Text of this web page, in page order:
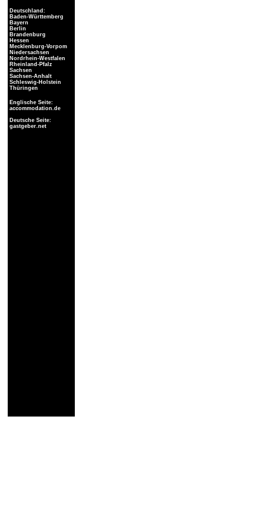
Deutschland:
Baden-Württemberg
Bayern
Berlin
Brandenburg
Hessen
Mecklenburg-Vorpom
Niedersachsen
Nordrhein-Westfalen
Rheinland-Pfalz
Sachsen
Sachsen-Anhalt
Schleswig-Holstein
Thüringen
Englische Seite:
accommodation.de
Deutsche Seite:
gastgeber.net